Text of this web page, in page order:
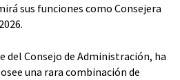
sus funciones como Consejera
del Consejo de Administración, ha
una rara combinación de